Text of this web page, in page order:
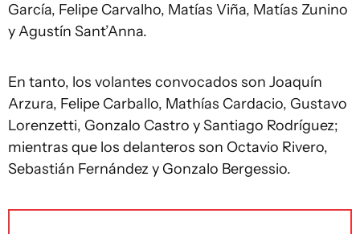
García, Felipe Carvalho, Matías Viña, Matías Zunino
y Agustín Sant’Anna.
En tanto, los volantes convocados son Joaquín
Arzura, Felipe Carballo, Mathías Cardacio, Gustavo
Lorenzetti, Gonzalo Castro y Santiago Rodríguez;
mientras que los delanteros son Octavio Rivero,
Sebastián Fernández y Gonzalo Bergessio.